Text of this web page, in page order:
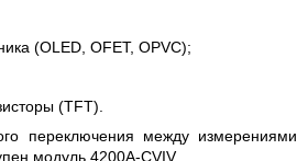
(OLED, OFET, OPVC);
(TFT).
переключения между измерениями
модуль 4200A-CVIV.